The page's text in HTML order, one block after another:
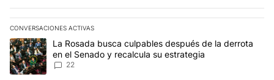
CONVERSACIONES ACTIVAS
Este listado muestra los artículos con más comentarios en los
Un artículo de tendencia con el título "La Rosada busca
La Rosada busca culpables después de la derrota
en el Senado y recalcula su estrategia
22